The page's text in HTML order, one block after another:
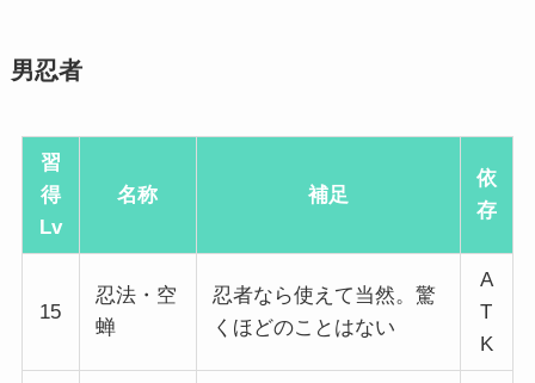
男忍者
習
得
Lv
名称 補足
依
存
15
忍法・空
蝉
忍者なら使えて当然。驚
くほどのことはない
A
T
K